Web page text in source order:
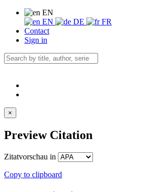
EN
EN
DE
FR
Contact
Sign in
×
Preview Citation
Zitatvorschau in
Copy to clipboard